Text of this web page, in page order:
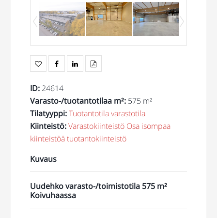
ID: 24614
Varasto-/tuotantotilaa m²: 575 m²
Tilatyyppi:Tuotantotilavarastotila
Kiinteistö:Varastokiinteistö Osa isompaa
kiinteistöätuotantokiinteistö
Kuvaus
Uudehko varasto-/toimistotila 575 m²
Koivuhaassa